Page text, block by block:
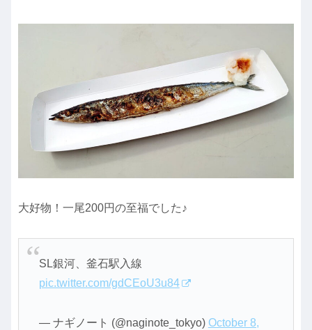
大好物！一尾200円の至福でした♪
SL銀河、釜石駅入線
pic.twitter.com/gdCEoU3u84
— ナギノート (@naginote_tokyo) October 8,